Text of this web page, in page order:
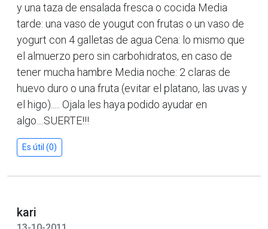
y una taza de ensalada fresca o cocida Media
tarde: una vaso de yougut con frutas o un vaso de
yogurt con 4 galletas de agua Cena: lo mismo que
el almuerzo pero sin carbohidratos, en caso de
tener mucha hambre Media noche: 2 claras de
huevo duro o una fruta (evitar el platano, las uvas y
el higo)..... Ojala les haya podido ayudar en
algo....SUERTE!!!
Es útil (0)
kari